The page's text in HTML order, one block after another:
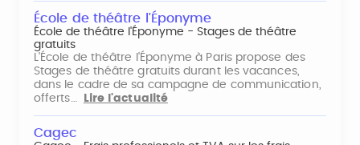
École de théâtre l'Éponyme
École de théâtre l'Éponyme - Stages de théâtre
gratuits
L'École de théâtre l'Éponyme à Paris propose des
Stages de théâtre gratuits durant les vacances,
dans le cadre de sa campagne de communication,
offerts…
Lire l'actualité
Cagec